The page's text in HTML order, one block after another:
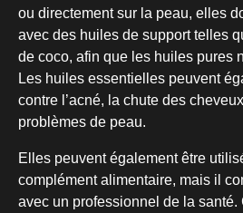
ou directement sur la peau, elles
avec des huiles de support telles
de coco, afin que les huiles pures
Les huiles essentielles peuvent
contre l’acné, la chute des
problèmes de peau.
Elles peuvent également être
complément alimentaire, mais il
avec un professionnel de la